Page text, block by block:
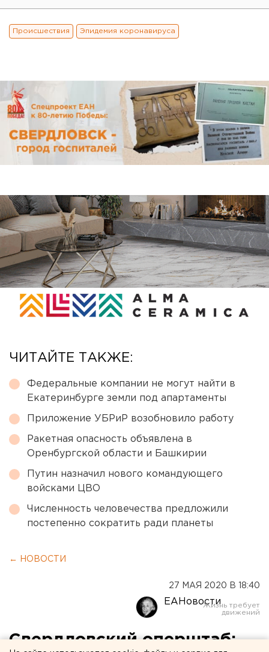
Происшествия Эпидемия коронавируса
ЧИТАЙТЕ ТАКЖЕ:
Федеральные компании не могут найти в
Екатеринбурге земли под апартаменты
Приложение УБРиР возобновило работу
Ракетная опасность объявлена в
Оренбургской области и Башкирии
Путин назначил нового командующего
войсками ЦВО
Численность человечества предложили
постепенно сократить ради планеты
← НОВОСТИ
27 МАЯ 2020 В 18:40
ЕАНовости
Свердловский оперштаб: